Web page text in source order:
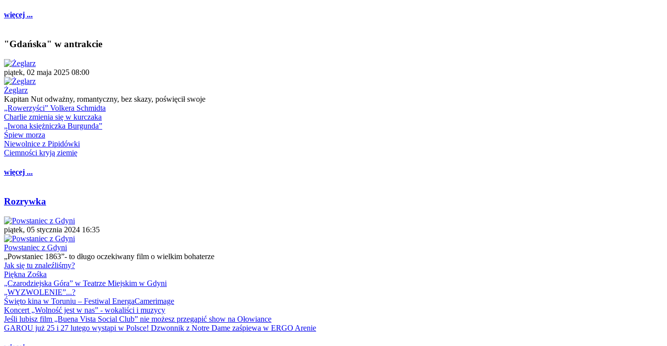
więcej ...
"Gdańska" w antrakcie
piątek, 02 maja 2025 08:00
Żeglarz
Kapitan Nut odważny, romantyczny, bez skazy, poświęcił swoje
„Rowerzyści” Volkera Schmidta
Charlie zmienia się w kurczaka
„Iwona księżniczka Burgunda”
Śpiew morza
Niewolnice z Pipidówki
Ciemności kryją ziemię
więcej ...
Rozrywka
piątek, 05 stycznia 2024 16:35
Powstaniec z Gdyni
„Powstaniec 1863”- to długo oczekiwany film o wielkim bohaterze
Jak się tu znaleźliśmy?
Piękna Zośka
„Czarodziejska Góra” w Teatrze Miejskim w Gdyni
„WYZWOLENIE”...?
Święto kina w Toruniu – Festiwal EnergaCamerimage
Koncert „Wolność jest w nas” - wokaliści i muzycy
Jeśli lubisz film „Buena Vista Social Club” nie możesz przegapić show na Ołowiance
GAROU już 25 i 27 lutego wystąpi w Polsce! Dzwonnik z Notre Dame zaśpiewa w ERGO Arenie